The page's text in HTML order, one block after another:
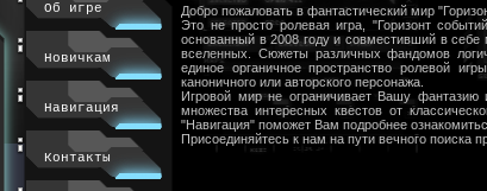
Об игре
Новичкам
Навигация
Контакты
Добро пожаловать в фантастический мир
Это не просто ролевая игра, "Горизонт
основанный в 2008 году и совместивший в
вселенных. Сюжеты различных фандомов
единое органичное пространство ролевой
каноничного или авторского персонажа.
Игровой мир не ограничивает Вашу фантазию
множества интересных квестов от
"Навигация" поможет Вам подробнее
Присоединяйтесь к нам на пути вечного поиска